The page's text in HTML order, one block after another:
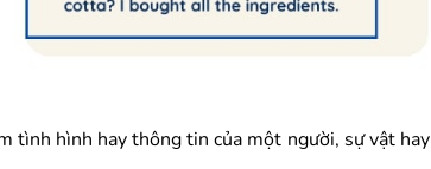
tình hình hay thông tin của một người, sự vật hay